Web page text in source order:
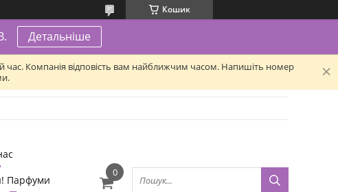
Кошик
Детальніше
час. Компанія відповість вам найближчим часом. Напишіть номер
Парфуми